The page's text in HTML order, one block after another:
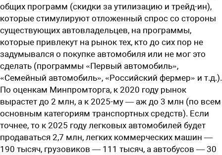
общих программ (скидки за утилизацию и трейд-ин),
которые стимулируют отложенный спрос со стороны
существующих автовладельцев, на программы,
которые привлекут на рынок тех, кто до сих пор не
задумывался о покупке автомобиля или не мог это
сделать (программы «Первый автомобиль»,
«Семейный автомобиль», «Российский фермер» и ­т.д.).
По оценкам Минпромторга, к 2020 году рынок
вырастет до 2 млн, а к ­2025-му — аж до 3 млн (по всем
основным категориям транспортных средств). Если
точнее, то к 2025 году легковых автомобилей будет
продаваться 2,7 млн, легких коммерческих машин —
190 тысяч, грузовиков — 111 тысяч, а автобусов — 30